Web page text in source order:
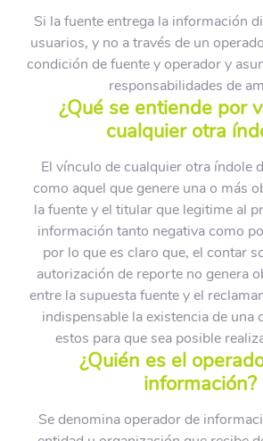
Si la fuente entrega la información
usuarios, y no a través de un
condición de fuente y operador y
responsabilidades de
¿Qué se entiende por
cualquier otra
El vínculo de cualquier otra índole
como aquel que genere una o más
la fuente y el titular que legitime al
información tanto negativa como
por lo que es claro que, el contar
autorización de reporte no genera
entre la supuesta fuente y el
indispensable la existencia de una
estos para que sea posible
¿Quién es el
información?
Se denomina operador de